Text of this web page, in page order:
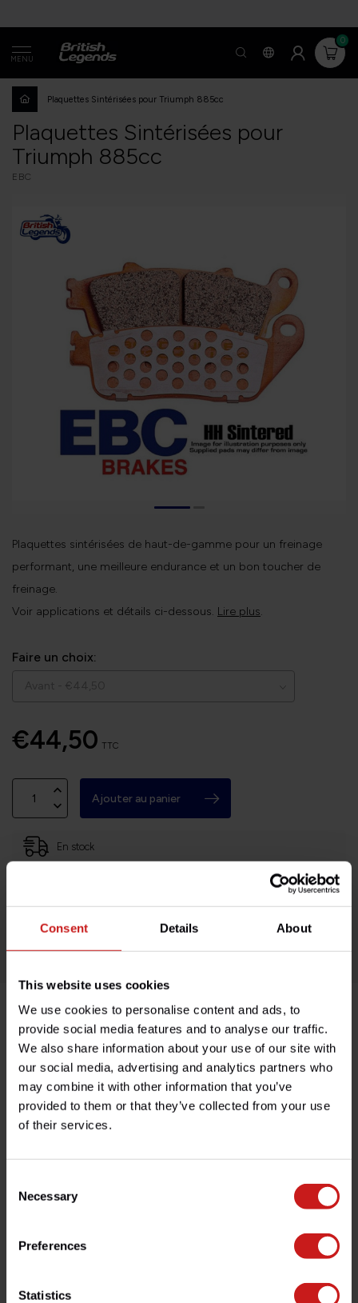
Consent Details About
This website uses cookies
We use cookies to personalise content and ads, to
provide social media features and to analyse our traffic.
We also share information about your use of our site with
our social media, advertising and analytics partners who
may combine it with other information that you’ve
provided to them or that they’ve collected from your use
of their services.
Selection
Necessary
Preferences
Statistics
MENU
0
Plaquettes Sintérisées pour Triumph 885cc
Plaquettes Sintérisées pour
Triumph 885cc
EBC
Plaquettes sintérisées de haut-de-gamme pour un freinage
performant, une meilleure endurance et un bon toucher de
freinage.
Voir applications et détails ci-dessous. Lire plus.
Faire un choix:
€44,50 TTC
Ajouter au panier
En stock
Description du produit
Spécifications
info@britishlegends.fr
. Nous serons ravis de vous aider !